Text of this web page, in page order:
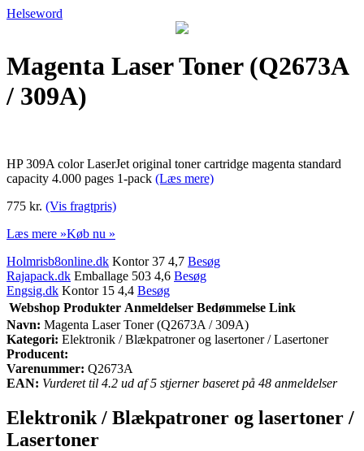
Helseword
Magenta Laser Toner (Q2673A
/ 309A)
HP 309A color LaserJet original toner cartridge magenta standard
capacity 4.000 pages 1-pack (Læs mere)
775 kr. (Vis fragtpris)
Læs mere »Køb nu »
Holmrisb8online.dk Kontor 37 4,7 Besøg
Rajapack.dk Emballage 503 4,6 Besøg
Engsig.dk Kontor 15 4,4 Besøg
Webshop Produkter Anmeldelser Bedømmelse Link
Navn: Magenta Laser Toner (Q2673A / 309A)
Kategori: Elektronik / Blækpatroner og lasertoner / Lasertoner
Producent:
Varenummer: Q2673A
EAN: Vurderet til 4.2 ud af 5 stjerner baseret på 48 anmeldelser
Elektronik / Blækpatroner og lasertoner /
Lasertoner